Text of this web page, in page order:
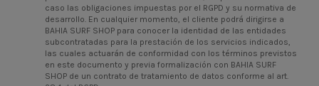
caso las obligaciones impuestas por el RGPD y su normativa de
desarrollo. En cualquier momento, el cliente podrá dirigirse a
BAHIA SURF SHOP para conocer la identidad de las entidades
subcontratadas para la prestación de los servicios indicados,
las cuales actuarán de conformidad con los términos previstos
en este documento y previa formalización con BAHIA SURF
SHOP de un contrato de tratamiento de datos conforme al art.